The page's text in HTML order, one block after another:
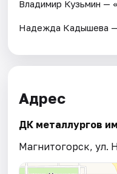
Владимир Кузьмин —
Надежда Кадышева
Адрес
ДК металлургов
Магнитогорск, ул.